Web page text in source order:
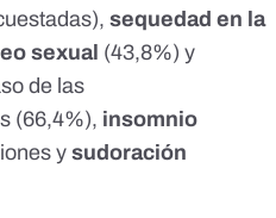
sequedad en la
sexual (43,8%) y
de las
(66,4%), insomnio
y sudoración